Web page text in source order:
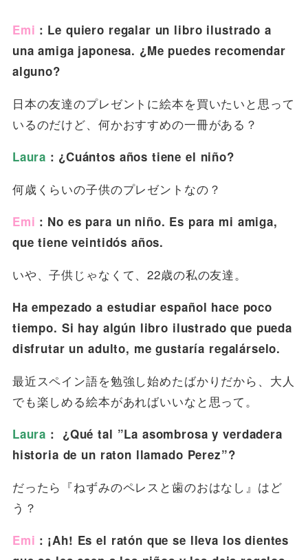
Emi ：Le quiero regalar un libro ilustrado a
una amiga japonesa. ¿Me puedes recomendar
alguno?
日本の友達のプレゼントに絵本を買いたいと思って
いるのだけど、何かおすすめの一冊がある？
Laura ：¿Cuántos años tiene el niño?
何歳くらいの子供のプレゼントなの？
Emi ：No es para un niño. Es para mi amiga,
que tiene veintidós años.
いや、子供じゃなくて、22歳の私の友達。
Ha empezado a estudiar español hace poco
tiempo. Si hay algún libro ilustrado que pueda
disfrutar un adulto, me gustaría regalárselo.
最近スペイン語を勉強し始めたばかりだから、大人
でも楽しめる絵本があればいいなと思って。
Laura ： ¿Qué tal ”La asombrosa y verdadera
historia de un raton llamado Perez”?
だったら『ねずみのペレスと歯のおはなし』はど
う？
Emi ：¡Ah! Es el ratón que se lleva los dientes